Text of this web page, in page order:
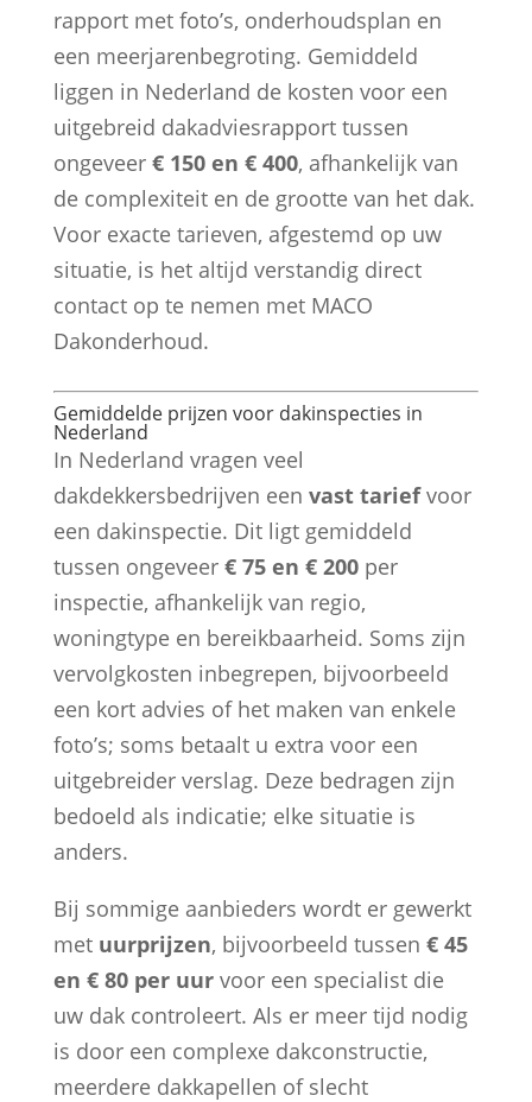
rapport met foto’s, onderhoudsplan en
een meerjarenbegroting. Gemiddeld
liggen in Nederland de kosten voor een
uitgebreid dakadviesrapport tussen
ongeveer € 150 en € 400, afhankelijk van
de complexiteit en de grootte van het dak.
Voor exacte tarieven, afgestemd op uw
situatie, is het altijd verstandig direct
contact op te nemen met MACO
Dakonderhoud.
Gemiddelde prijzen voor dakinspecties in
Nederland
In Nederland vragen veel
dakdekkersbedrijven een vast tariefvoor
een dakinspectie. Dit ligt gemiddeld
tussen ongeveer € 75 en € 200per
inspectie, afhankelijk van regio,
woningtype en bereikbaarheid. Soms zijn
vervolgkosten inbegrepen, bijvoorbeeld
een kort advies of het maken van enkele
foto’s; soms betaalt u extra voor een
uitgebreider verslag. Deze bedragen zijn
bedoeld als indicatie; elke situatie is
anders.
Bij sommige aanbieders wordt er gewerkt
met uurprijzen, bijvoorbeeld tussen € 45
en € 80 per uurvoor een specialist die
uw dak controleert. Als er meer tijd nodig
is door een complexe dakconstructie,
meerdere dakkapellen of slecht